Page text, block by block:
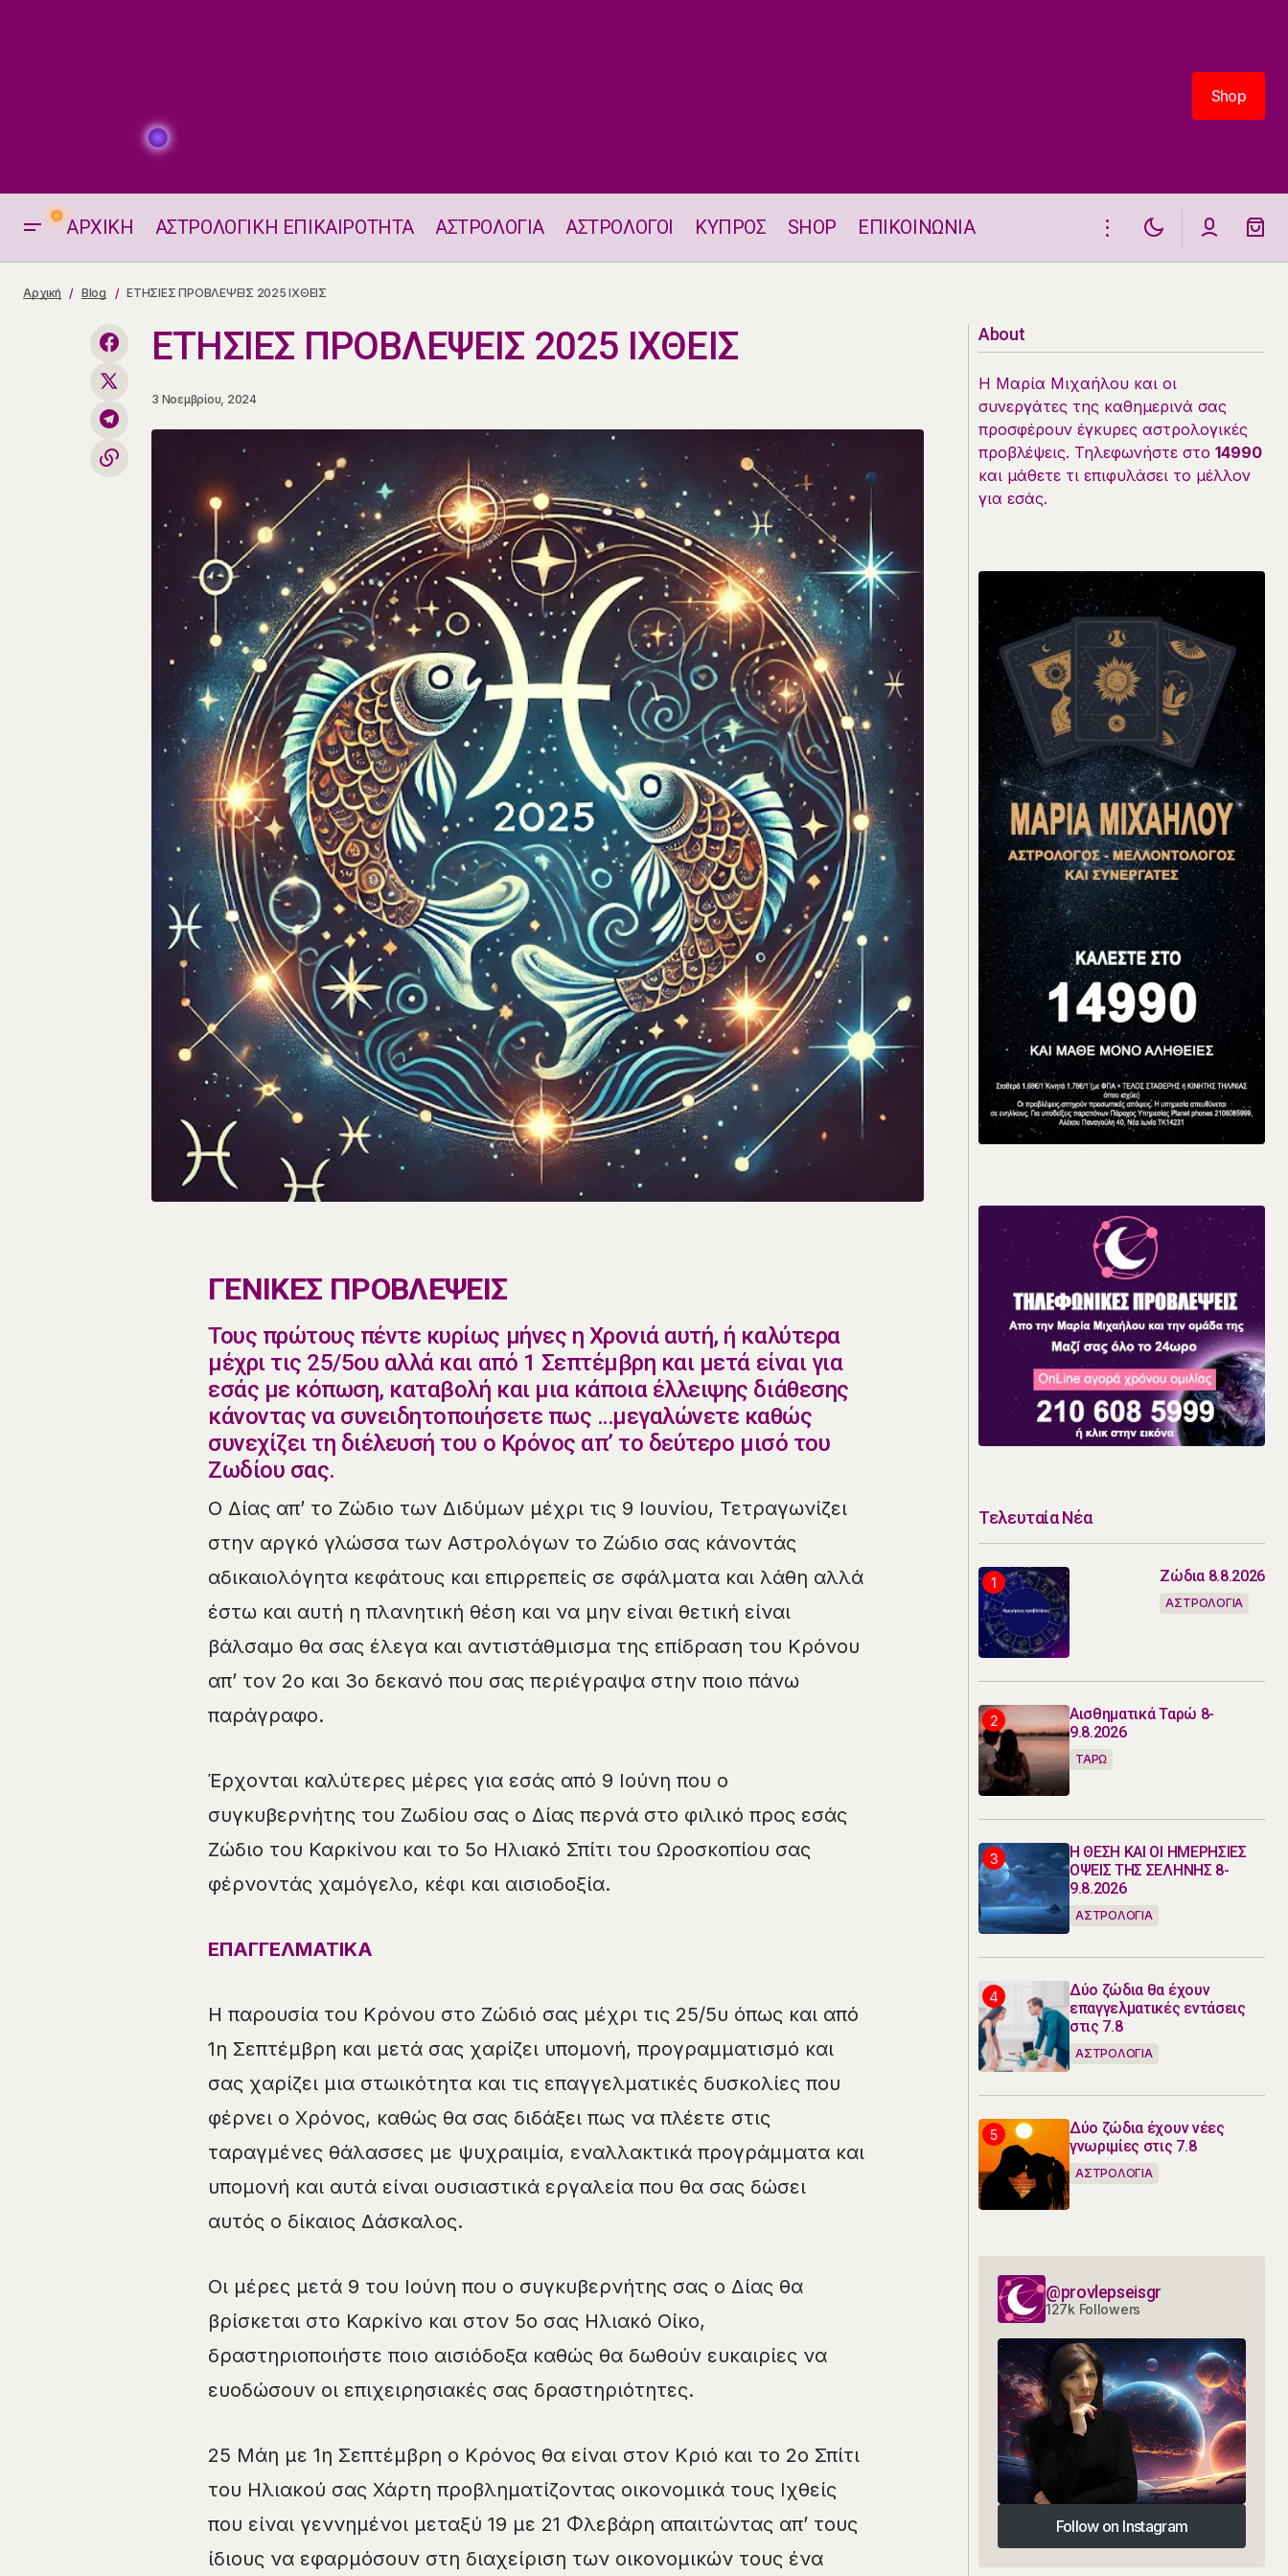
Shop
Shop
ΑΡΧΙΚΗ ΑΣΤΡΟΛΟΓΙΚΗ ΕΠΙΚΑΙΡΟΤΗΤΑ ΑΣΤΡΟΛΟΓΙΑ ΑΣΤΡΟΛΟΓΟΙ ΚΥΠΡΟΣ SHOP ΕΠΙΚΟΙΝΩΝΙΑ
Αεροδιαστημικής Βιομηχανίας
Αρχική Blog ΕΤΗΣΙΕΣ ΠΡΟΒΛΕΨΕΙΣ 2025 ΙΧΘΕΙΣ
ΕΤΗΣΙΕΣ ΠΡΟΒΛΕΨΕΙΣ 2025 ΙΧΘΕΙΣ
3 Νοεμβρίου, 2024
ΓΕΝΙΚΕΣ ΠΡΟΒΛΕΨΕΙΣ
Τους πρώτους πέντε κυρίως μήνες η Χρονιά αυτή, ή καλύτερα
μέχρι τις 25/5ου αλλά και από 1 Σεπτέμβρη και μετά είναι για
εσάς με κόπωση, καταβολή και μια κάποια έλλειψης διάθεσης
κάνοντας να συνειδητοποιήσετε πως …μεγαλώνετε καθώς
συνεχίζει τη διέλευσή του ο Κρόνος απ’ το δεύτερο μισό του
Ζωδίου σας.
Ο Δίας απ’ το Ζώδιο των Διδύμων μέχρι τις 9 Ιουνίου, Τετραγωνίζει
στην αργκό γλώσσα των Αστρολόγων το Ζώδιο σας κάνοντάς
αδικαιολόγητα κεφάτους και επιρρεπείς σε σφάλματα και λάθη αλλά
έστω και αυτή η πλανητική θέση και να μην είναι θετική είναι
βάλσαμο θα σας έλεγα και αντιστάθμισμα της επίδραση του Κρόνου
απ’ τον 2ο και 3ο δεκανό που σας περιέγραψα στην ποιο πάνω
παράγραφο.
Έρχονται καλύτερες μέρες για εσάς από 9 Ιούνη που ο
συγκυβερνήτης του Ζωδίου σας ο Δίας περνά στο φιλικό προς εσάς
Ζώδιο του Καρκίνου και το 5ο Ηλιακό Σπίτι του Ωροσκοπίου σας
φέρνοντάς χαμόγελο, κέφι και αισιοδοξία.
ΕΠΑΓΓΕΛΜΑΤΙΚΑ
Η παρουσία του Κρόνου στο Ζώδιό σας μέχρι τις 25/5υ όπως και από
1η Σεπτέμβρη και μετά σας χαρίζει υπομονή, προγραμματισμό και
σας χαρίζει μια στωικότητα και τις επαγγελματικές δυσκολίες που
φέρνει ο Χρόνος, καθώς θα σας διδάξει πως να πλέετε στις
ταραγμένες θάλασσες με ψυχραιμία, εναλλακτικά προγράμματα και
υπομονή και αυτά είναι ουσιαστικά εργαλεία που θα σας δώσει
αυτός ο δίκαιος Δάσκαλος.
Οι μέρες μετά 9 του Ιούνη που ο συγκυβερνήτης σας ο Δίας θα
βρίσκεται στο Καρκίνο και στον 5ο σας Ηλιακό Οίκο,
δραστηριοποιήστε ποιο αισιόδοξα καθώς θα δωθούν ευκαιρίες να
ευοδώσουν οι επιχειρησιακές σας δραστηριότητες.
25 Μάη με 1η Σεπτέμβρη ο Κρόνος θα είναι στον Κριό και το 2ο Σπίτι
του Ηλιακού σας Χάρτη προβληματίζοντας οικονομικά τους Ιχθείς
που είναι γεννημένοι μεταξύ 19 με 21 Φλεβάρη απαιτώντας απ’ τους
ίδιους να εφαρμόσουν στη διαχείριση των οικονομικών τους ένα
About
Η Μαρία Μιχαήλου και οι
συνεργάτες της καθημερινά σας
προσφέρουν έγκυρες αστρολογικές
προβλέψεις. Τηλεφωνήστε στο 14990
και μάθετε τι επιφυλάσει το μέλλον
για εσάς.
Τελευταία Νέα
Ζώδια 8.8.2026
ΑΣΤΡΟΛΟΓΙΑ
Αισθηματικά Ταρώ 8-
9.8.2026
ΤΑΡΩ
Η ΘΕΣΗ ΚΑΙ ΟΙ ΗΜΕΡΗΣΙΕΣ
ΟΨΕΙΣ ΤΗΣ ΣΕΛΗΝΗΣ 8-
9.8.2026
ΑΣΤΡΟΛΟΓΙΑ
Δύο ζώδια θα έχουν
επαγγελματικές εντάσεις
στις 7.8
ΑΣΤΡΟΛΟΓΙΑ
Δύο ζώδια έχουν νέες
γνωριμίες στις 7.8
ΑΣΤΡΟΛΟΓΙΑ
@provlepseisgr
127k Followers
Follow on Instagram
Follow on Instagram